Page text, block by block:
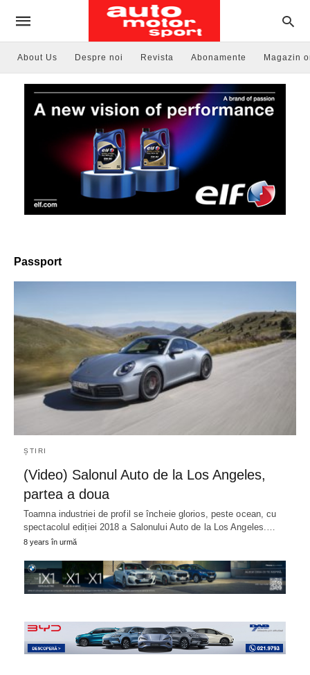
About Us Despre noi Revista Abonamente Magazin
Passport
ȘTIRI
(Video) Salonul Auto de la Los Angeles,
partea a doua
Toamna industriei de profil se încheie glorios, peste ocean, cu
spectacolul ediției 2018 a Salonului Auto de la Los Angeles.…
8 years în urmă